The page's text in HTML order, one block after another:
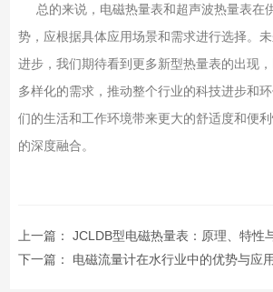
总的来说，电磁热量表和超声波热量表在
势，应根据具体应用场景和需求进行选择。
进步，我们期待看到更多新型热量表的出现
多样化的需求，推动整个行业的科技进步和
们的生活和工作环境带来更大的舒适度和便
的深度融合。
上一篇： JCLDB型电磁热量表：原理、特性
下一篇： 电磁流量计在水行业中的优势与应用